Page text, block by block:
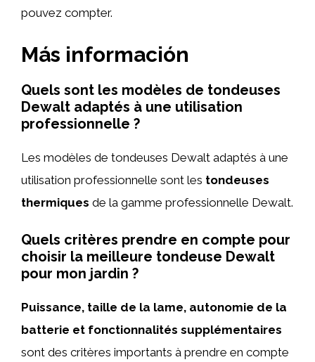
pouvez compter.
Más información
Quels sont les modèles de tondeuses
Dewalt adaptés à une utilisation
professionnelle ?
Les modèles de tondeuses Dewalt adaptés à une
utilisation professionnelle sont les tondeuses
thermiques de la gamme professionnelle Dewalt.
Quels critères prendre en compte pour
choisir la meilleure tondeuse Dewalt
pour mon jardin ?
Puissance, taille de la lame, autonomie de la
batterie et fonctionnalités supplémentaires
sont des critères importants à prendre en compte